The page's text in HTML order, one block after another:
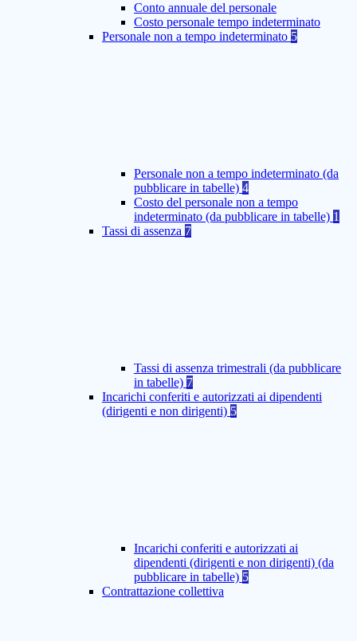
Conto annuale del personale
Costo personale tempo indeterminato
Personale non a tempo indeterminato 5
Personale non a tempo indeterminato (da
pubblicare in tabelle) 4
Costo del personale non a tempo
indeterminato (da pubblicare in tabelle) 1
Tassi di assenza 7
Tassi di assenza trimestrali (da pubblicare
in tabelle) 7
Incarichi conferiti e autorizzati ai dipendenti
(dirigenti e non dirigenti) 5
Incarichi conferiti e autorizzati ai
dipendenti (dirigenti e non dirigenti) (da
pubblicare in tabelle) 5
Contrattazione collettiva